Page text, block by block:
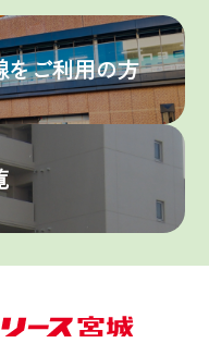
をご利用の方